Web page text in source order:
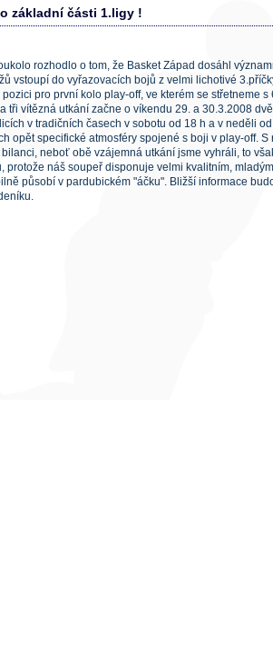
základní části 1.ligy !
rozhodlo o tom, že Basket Západ dosáhl
vstoupí do vyřazovacích bojů z velmi lichotivé
pro první kolo play-off, ve kterém se střetneme s
tři vítězná utkání začne o víkendu 29. a 30.3.2008
v tradičních časech v sobotu od 18 h a v neděli
opět specifické atmosféry spojené s boji v play-off.
neboť obě vzájemná utkání jsme vyhráli, to
protože náš soupeř disponuje velmi kvalitním,
působí v pardubickém "áčku". Bližší informace